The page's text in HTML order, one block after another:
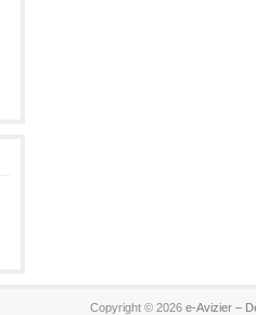
Copyright © 2026 e-Avizier –